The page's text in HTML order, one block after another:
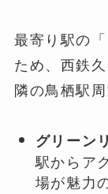
最寄り駅の
ため、西鉄
隣の鳥栖駅
グリーン
駅からア
場が魅力